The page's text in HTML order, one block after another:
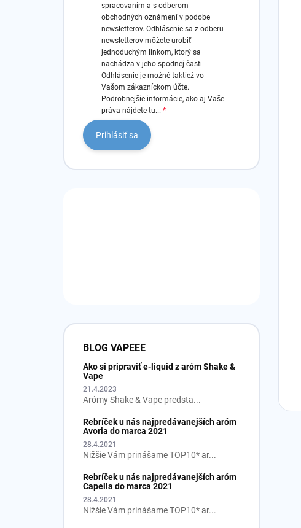
spracovaním a s odberom
obchodných oznámení v podobe
newsletterov. Odhlásenie sa z odberu
newsletterov môžete urobiť
jednoduchým linkom, ktorý sa
nachádza v jeho spodnej časti.
Odhlásenie je možné taktiež vo
Vašom zákazníckom účte.
Podrobnejšie informácie, ako aj Vaše
práva nájdete tu...
Prihlásiť sa
BLOG VAPEEE
Ako si pripraviť e-liquid z aróm Shake &
Vape
21.4.2023
Arómy Shake & Vape predsta...
Rebríček u nás najpredávanejších aróm
Avoria do marca 2021
28.4.2021
Nižšie Vám prinášame TOP10* ar...
Rebríček u nás najpredávanejších aróm
Capella do marca 2021
28.4.2021
Nižšie Vám prinášame TOP10* ar...